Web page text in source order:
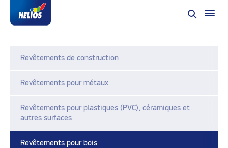
Revêtements de construction
Revêtements pour métaux
Revêtements pour plastiques (PVC), céramiques et
autres surfaces
Revêtements pour bois